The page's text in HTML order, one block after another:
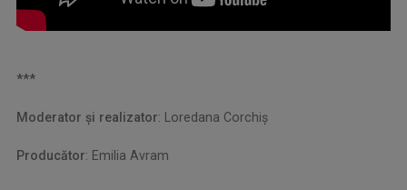
***
Moderator şi realizator: Loredana Corchiş
Producător: Emilia Avram